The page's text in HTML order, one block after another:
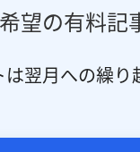
望の有料記
翌月への繰り